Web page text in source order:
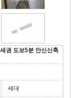
권 도보5분 안신신축
세대